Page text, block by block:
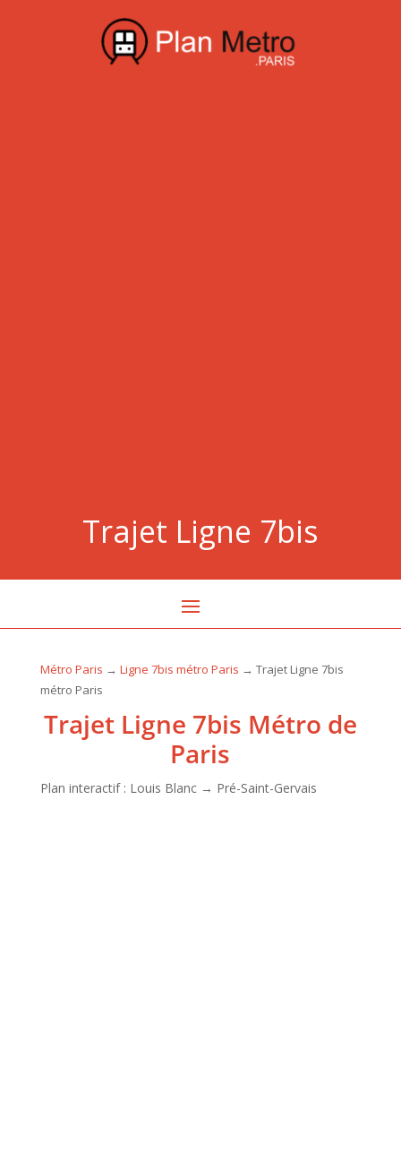
Trajet Ligne 7bis
Métro Paris → Ligne 7bis métro Paris → Trajet Ligne 7bis
métro Paris
Trajet Ligne 7bis Métro de
Paris
Plan interactif : Louis Blanc → Pré-Saint-Gervais